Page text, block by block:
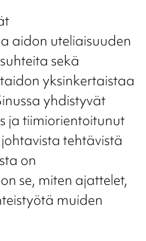
aidon uteliaisuuden
sekä
yksinkertaistaa
yhdistyvät
ja tiimiorientoitunut
tehtävistä
on
se, miten ajattelet,
muiden